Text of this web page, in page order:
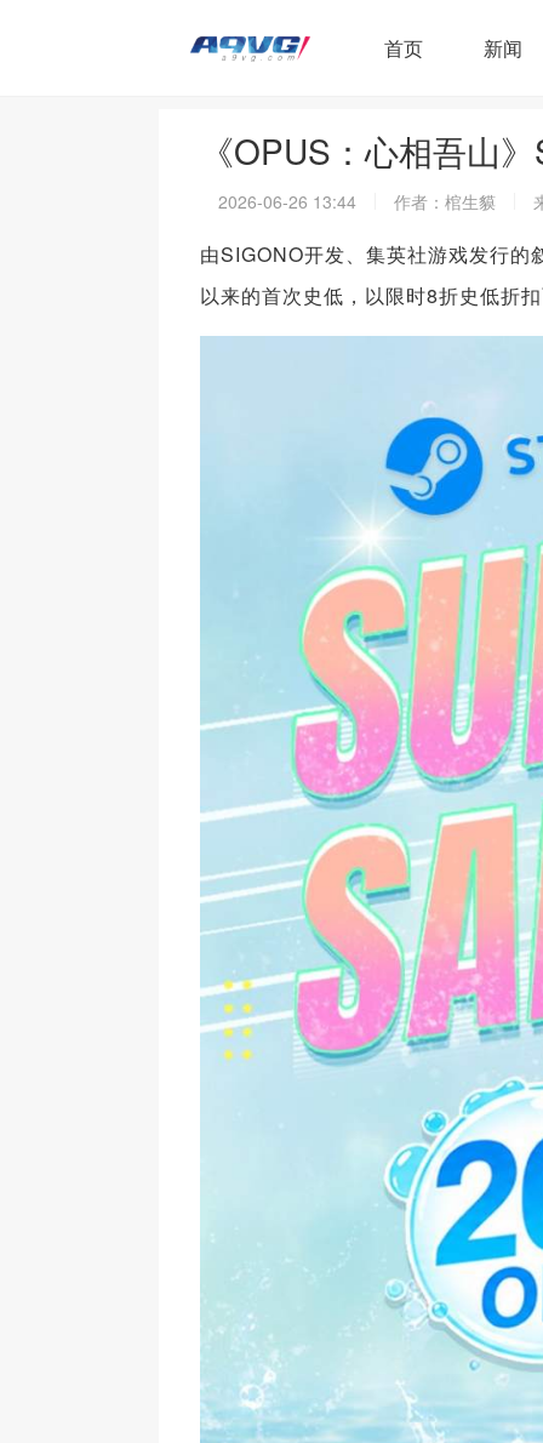
首页 新闻
《OPUS：心相吾山
2026-06-26 13:44 作者：棺生貘
由SIGONO开发、集英社游戏发行
以来的首次史低，以限时8折史低折